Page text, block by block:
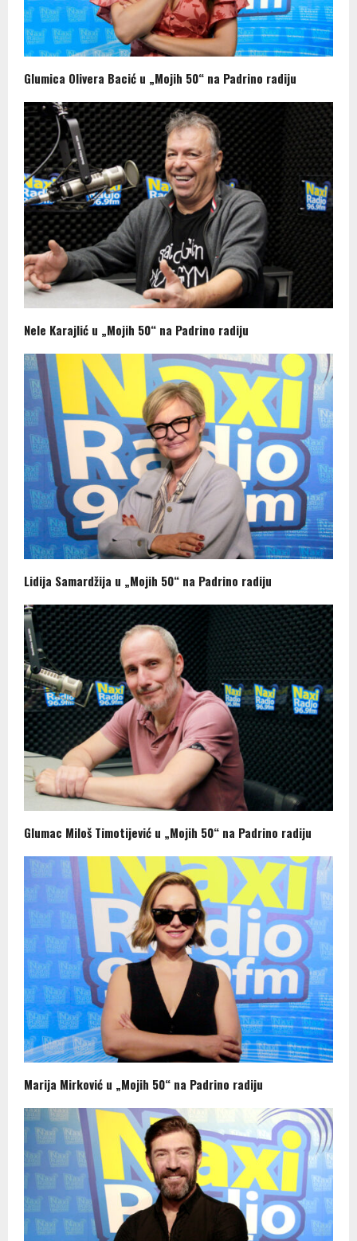
Glumica Olivera Bacić u „Mojih 50“ na Padrino radiju
Nele Karajlić u „Mojih 50“ na Padrino radiju
Lidija Samardžija u „Mojih 50“ na Padrino radiju
Glumac Miloš Timotijević u „Mojih 50“ na Padrino radiju
Marija Mirković u „Mojih 50“ na Padrino radiju